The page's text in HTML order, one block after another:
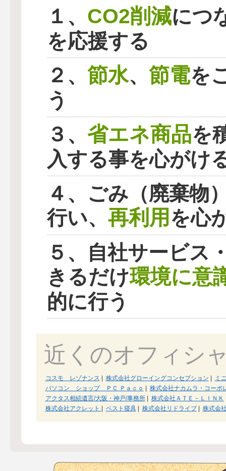
１、 CO2削減につ
を応援する
２、 節水、 節電を
う
３、 省エネ商品を
入する事を心がけ
４、ごみ（廃棄物
行い、 再利用を心
５、自社サービス
きるだけ環境に意
的に行う
近くのオフィシ
コスモ レゾナンス 株式会社グローイングコンセプション
ミ
パソコン ショップ ＰＣ Ｐａｃｏ
株式会社ナカムラ・コーポ
アクタス相続遺言/大阪・神戸/事務所| 株式会社ＡＴＥ－ＬＩＮＫ
株式会社アクレット
ベスト寝具| 株式会社リドライブ| 株式会